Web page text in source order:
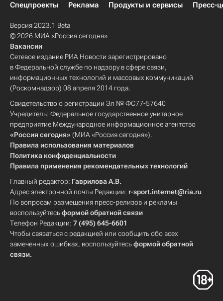
Спецпроекты
Реклама Продукты и сервисы Пресс-
Версия 2023.1 Beta
© 2026 МИА «Россия сегодня»
Вакансии
Сетевое издание РИА Новости зарегистрировано
в Федеральной службе по надзору в сфере связи,
информационных технологий и массовых коммуникаций
(Роскомнадзор) 08 апреля 2014 года.
Свидетельство о регистрации Эл № ФС77-57640
Учредитель: Федеральное государственное унитарное
предприятие Международное информационное агентство
«Россия сегодня» (МИА «Россия сегодня»).
Правила использования материалов
Политика конфиденциальности
Правила применения рекомендательных технологий
Главный редактор: Гаврилова А.В.
Адрес электронной почты Редакции: r-sport.internet@ria.ru
По вопросам размещения пресс-релизов и рекламы
воспользуйтесьформой обратной связи
Телефон Редакции: 7 (495) 645-6601
Чтобы связаться с редакцией или сообщить обо всех
замеченных ошибках, воспользуйтесьформой обратной
связи.